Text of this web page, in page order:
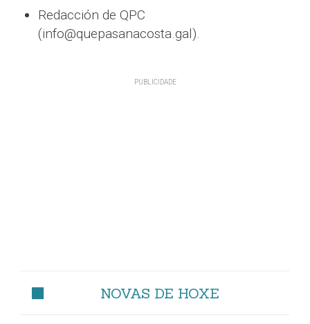
Redacción de QPC
(info@quepasanacosta.gal).
NOVAS DE HOXE